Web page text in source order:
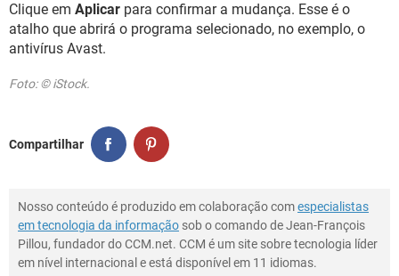
Clique em Aplicar para confirmar a mudança. Esse é o
atalho que abrirá o programa selecionado, no exemplo, o
antivírus Avast.
Foto: © iStock.
Compartilhar
Nosso conteúdo é produzido em colaboração comespecialistas
em tecnologia da informação sob o comando de Jean-François
Pillou, fundador do CCM.net. CCM é um site sobre tecnologia líder
em nível internacional e está disponível em 11 idiomas.